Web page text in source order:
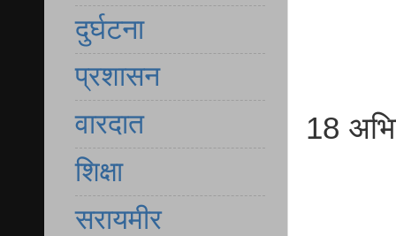
18
दुर्घटना
प्रशासन
वारदात
शिक्षा
सरायमीर